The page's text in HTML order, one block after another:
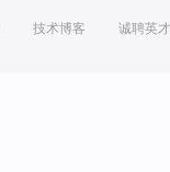
技术博客 诚聘英才